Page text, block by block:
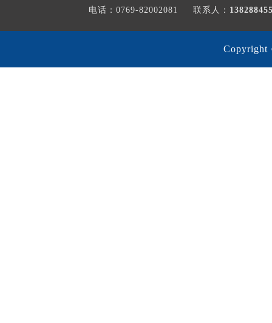
电话：0769-82002081 联系人：
Copyright